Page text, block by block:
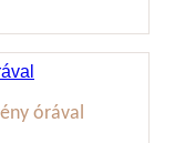
órával